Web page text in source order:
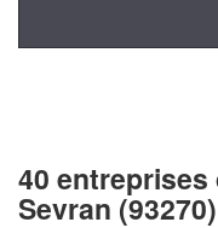
40
Sevran (93270)